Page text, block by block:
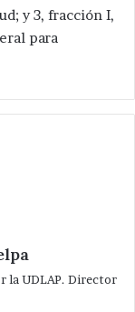
y 3, fracción I,
para
la UDLAP. Director